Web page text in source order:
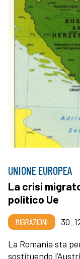
UNIONE EUROPEA
La crisi
politico Ue
MIGRAZIONI
La Romania sta
sostituendo